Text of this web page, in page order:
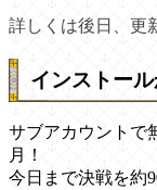
詳しくは後日、更
インストール
サブアカウントで
月！
今日まで決戦を約